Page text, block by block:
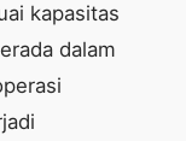
kapasitas
dalam